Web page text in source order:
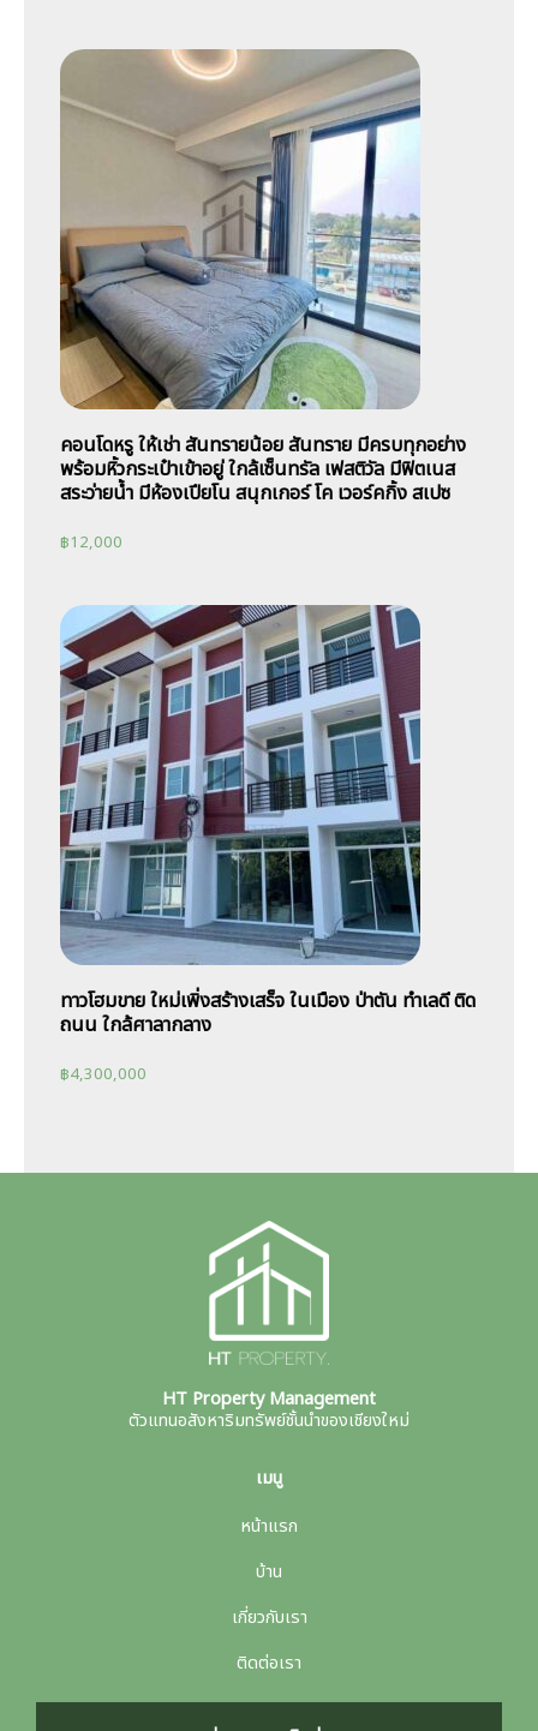
คอนโดหรู ให้เช่า สันทรายน้อย สันทราย มีครบทุกอย่าง
พร้อมหิ้วกระเป๋าเข้าอยู่ ใกล้เซ็นทรัล เฟสติวัล มีฟิตเนส
สระว่ายน้ำ มีห้องเปียโน สนุกเกอร์ โค เวอร์คกิ้ง สเปซ
฿12,000
ทาวโฮมขาย ใหม่เพิ่งสร้างเสร็จ ในเมือง ป่าตัน ทำเลดี ติด
ถนน ใกล้ศาลากลาง
฿4,300,000
HT Property Management
ตัวแทนอสังหาริมทรัพย์ชั้นนำของเชียงใหม่
เมนู
หน้าแรก
บ้าน
เกี่ยวกับเรา
ติดต่อเรา